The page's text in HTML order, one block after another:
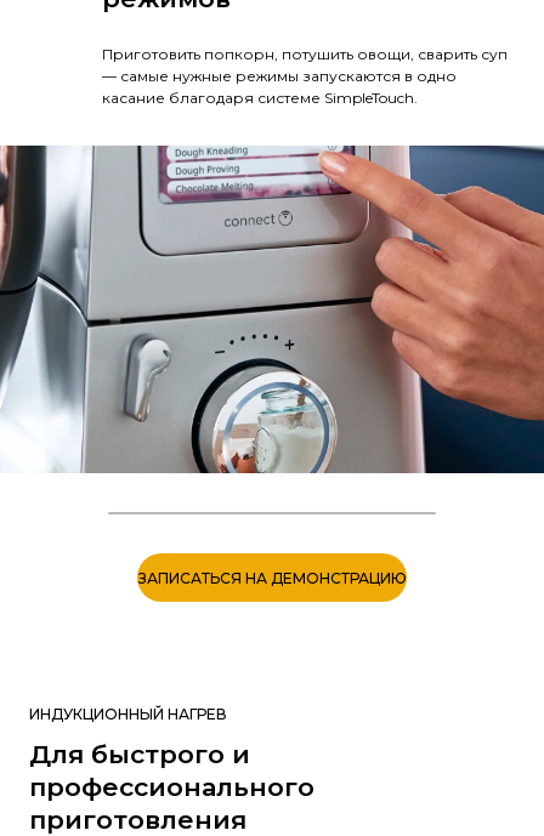
Приготовить попкорн, потушить овощи, сварить суп
— самые нужные режимы запускаются в одно
касание благодаря системе SimpleTouch.
ЗАПИСАТЬСЯ НА ДЕМОНСТРАЦИЮ
ИНДУКЦИОННЫЙ НАГРЕВ
Для быстрого и
профессионального
приготовления